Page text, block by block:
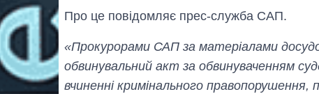
Про це повідомляє прес-служба САП.
«Прокурорами САП за матеріалами
обвинувальний акт за обвинуваченням
вчиненні кримінального